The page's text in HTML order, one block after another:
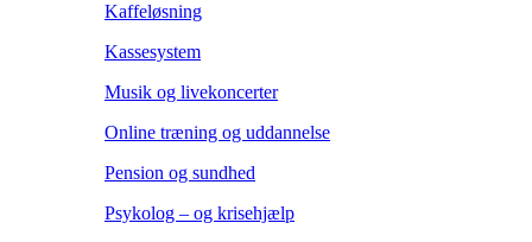
Kaffeløsning
Kassesystem
Musik og livekoncerter
Online træning og uddannelse
Pension og sundhed
Psykolog – og krisehjælp